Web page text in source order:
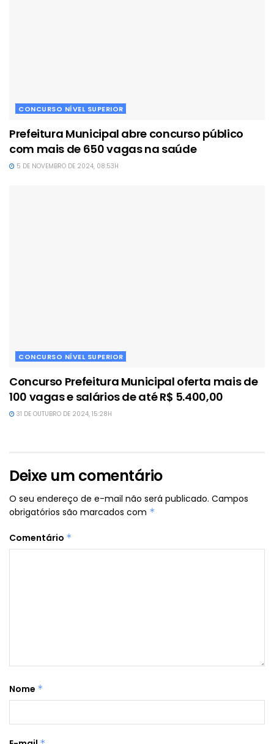
CONCURSO NÍVEL SUPERIOR
Prefeitura Municipal abre concurso público
com mais de 650 vagas na saúde
5 DE NOVEMBRO DE 2024, 08:53H
CONCURSO NÍVEL SUPERIOR
Concurso Prefeitura Municipal oferta mais de
100 vagas e salários de até R$ 5.400,00
31 DE OUTUBRO DE 2024, 15:28H
Deixe um comentário
O seu endereço de e-mail não será publicado. Campos
obrigatórios são marcados com *
Comentário *
Nome *